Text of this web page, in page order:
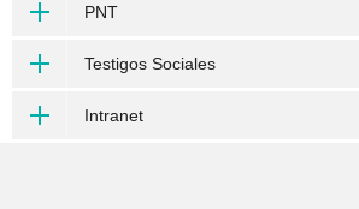
PNT
Testigos Sociales
Intranet